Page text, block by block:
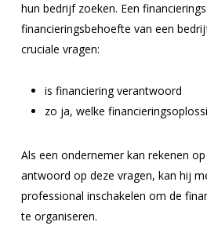
hun bedrijf zoeken. Een
financieringsbehoefte van een
cruciale vragen:
is financiering verantwoord
zo ja, welke
Als een ondernemer kan rekenen
antwoord op deze vragen, kan hij
professional inschakelen om de
te organiseren.